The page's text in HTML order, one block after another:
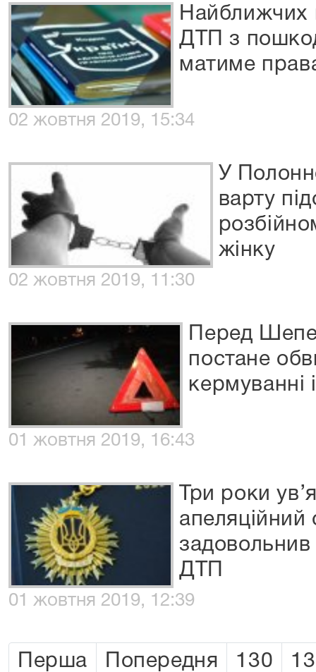
Найближчих
ДТП з
матиме
02 жовтня 2019, 15:34
У
варту
жінку
02 жовтня 2019, 11:30
Перед
постане
кермуванні
01 жовтня 2019, 16:43
Три роки
апеляційний
ДТП
01 жовтня 2019, 12:39
Перша Попередня 130